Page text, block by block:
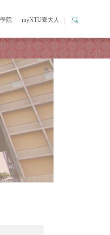
院 myNTU臺大人